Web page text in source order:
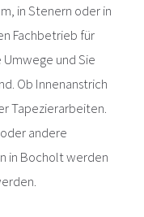
in Stenern oder in
Fachbetrieb für
und Sie
Ob Innenanstrich
Tapezierarbeiten.
andere
in Bocholt werden